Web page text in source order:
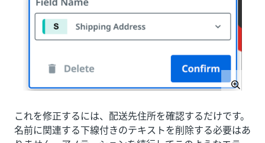
これを修正するには、配送先住所を確認するだけです。
名前に関連する下線付きのテキストを削除する必要はあ